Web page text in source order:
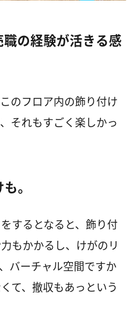
の経験が活きる感
のフロア内の飾り付け
それもすごく楽しかっ
。
するとなると、飾り付
もかかるし、けがのリ
バーチャル空間ですか
て、撤収もあっという